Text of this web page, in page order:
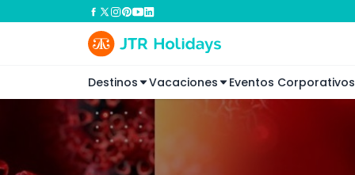
Destinos Vacaciones Eventos Corporativos